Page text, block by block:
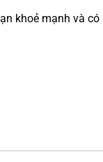
khoẻ mạnh và